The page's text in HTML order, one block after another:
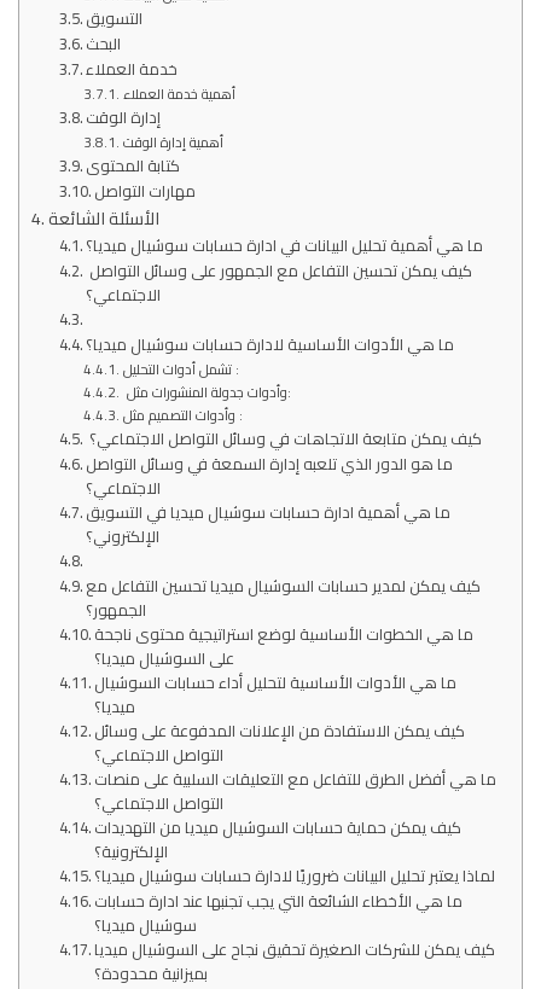
التسويق
البحث
خدمة العملاء
أهمية خدمة العملاء
إدارة الوقت
أهمية إدارة الوقت
كتابة المحتوى
مهارات التواصل
ما هي أهمية تحليل البيانات في ادارة حسابات سوشيال ميديا؟
الاجتماعي؟
ما هي الأدوات الأساسية لادارة حسابات سوشيال ميديا؟
تشمل أدوات التحليل :
وأدوات جدولة المنشورات مثل:
وأدوات التصميم مثل :
كيف يمكن متابعة الاتجاهات في وسائل التواصل الاجتماعي؟
ما هو الدور الذي تلعبه إدارة السمعة في وسائل التواصل
الاجتماعي؟
ما هي أهمية ادارة حسابات سوشيال ميديا في التسويق
الإلكتروني؟
كيف يمكن لمدير حسابات السوشيال ميديا تحسين التفاعل مع
الجمهور؟
ما هي الخطوات الأساسية لوضع استراتيجية محتوى ناجحة
على السوشيال ميديا؟
ما هي الأدوات الأساسية لتحليل أداء حسابات السوشيال
ميديا؟
كيف يمكن الاستفادة من الإعلانات المدفوعة على وسائل
التواصل الاجتماعي؟
ما هي أفضل الطرق للتفاعل مع التعليقات السلبية على منصات
التواصل الاجتماعي؟
كيف يمكن حماية حسابات السوشيال ميديا من التهديدات
الإلكترونية؟
لماذا يعتبر تحليل البيانات ضروريًا لادارة حسابات سوشيال ميديا؟
ما هي الأخطاء الشائعة التي يجب تجنبها عند ادارة حسابات
سوشيال ميديا؟
كيف يمكن للشركات الصغيرة تحقيق نجاح على السوشيال ميديا
بميزانية محدودة؟